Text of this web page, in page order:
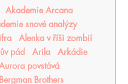
Akademie Arcana
snové analýzy
Alenka v říši zombií
pád Arila
Arkádie
Aurora povstává
Bergman Brothers